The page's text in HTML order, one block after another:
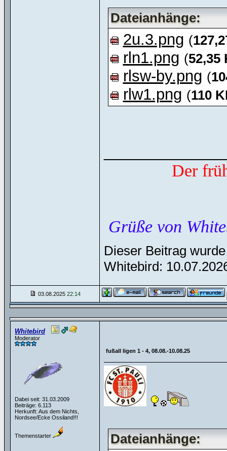
Dateianhänge:
2u.3.png (
rln1.png (52,35
rlsw-by.png (
rlw1.png (110
Der
Grüße von
Dieser Beitrag
Whitebird:
03.08.2025 22:14
Whitebird
Moderator
Dabei seit: 31.03.2009
Beiträge: 6.113
Herkunft: Aus dem Nichts,
Nordsee/Ecke Ossiland!!!
Themenstarter
fußall ligen 1 - 4, 08.08.-10.08.25
Dateianhänge: